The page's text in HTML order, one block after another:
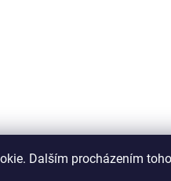
Dalším procházením